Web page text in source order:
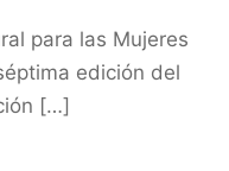
para las Mujeres
edición del
[…]